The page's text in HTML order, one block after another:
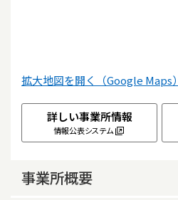
拡大地図を開く（Google Maps）
詳しい事業所情報
情報公表システム
事業所概要